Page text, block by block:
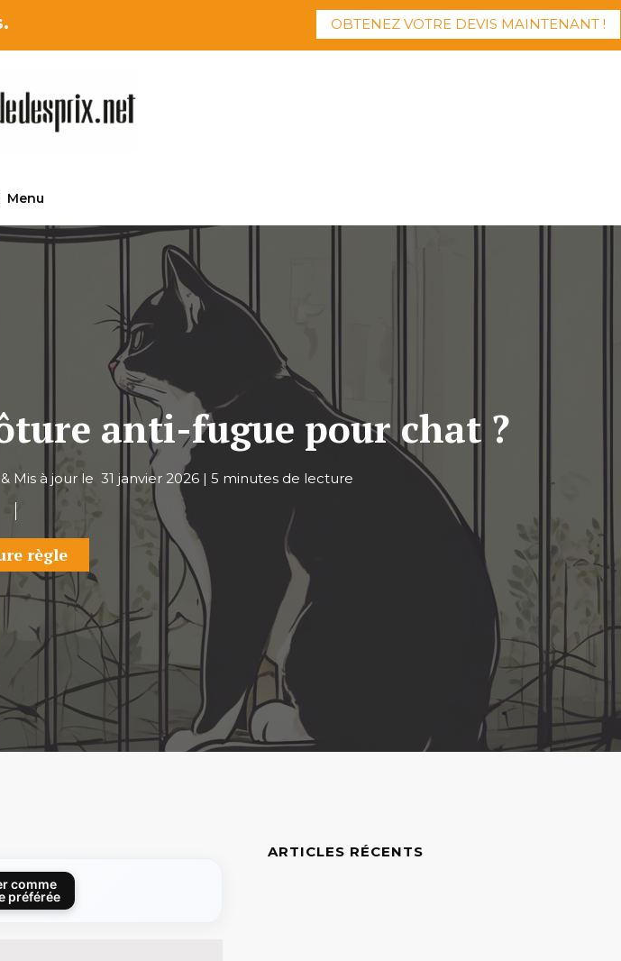
OBTENEZ VOTRE DEVIS MAINTENANT !
Menu
anti-fugue pour chat ?
& Mis à jour le 31 janvier 2026 | 5 minutes de lecture
règle
comme
préférée
ARTICLES RÉCENTS